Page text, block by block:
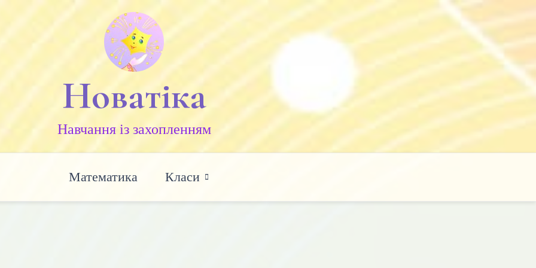
Новатіка
Навчання із захопленням
Математика Класи